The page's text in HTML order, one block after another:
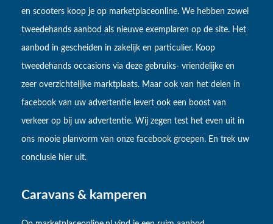
en scooters koop je op marketplaceonline. We hebben zowel
tweedehands aanbod als nieuwe exemplaren op de site. Het
aanbod in gescheiden in zakelijk en particulier. Koop
tweedehands occasions via deze gebruiks- vriendelijke en
zeer overzichtelijke marktplaats. Maar ook van het delen in
facebook van uw advertentie levert ook een boost van
verkeer op bij uw advertentie. Wij zegen test het even uit in
ons mooie planvorm van onze facebook groepen. En trek uw
conclusie hier uit.
Caravans & kamperen